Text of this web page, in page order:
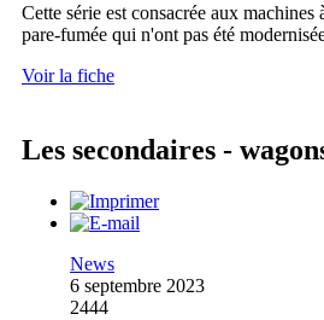
Cette série est consacrée aux machines
pare-fumée qui n'ont pas été
Voir la fiche
Les secondaires -
News
6 septembre 2023
2444